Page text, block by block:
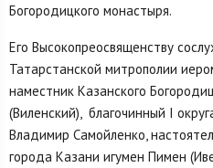
Богородицкого монастыря.
Его Высокопреосвященству
Татарстанской митрополии
наместник Казанского
(Виленский), благочинный I
Владимир Самойленко,
города Казани игумен Пимен